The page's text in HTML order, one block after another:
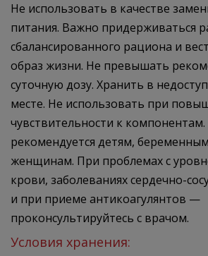
Не использовать в качестве
питания. Важно придерживаться
сбалансированного рациона и
образ жизни. Не превышать
суточную дозу. Хранить в
месте. Не использовать при
чувствительности к
рекомендуется детям,
женщинам. При проблемах с
крови, заболеваниях сердечно-
и при приеме антикоагулянтов —
проконсультируйтесь с врачом.
Условия хранения: